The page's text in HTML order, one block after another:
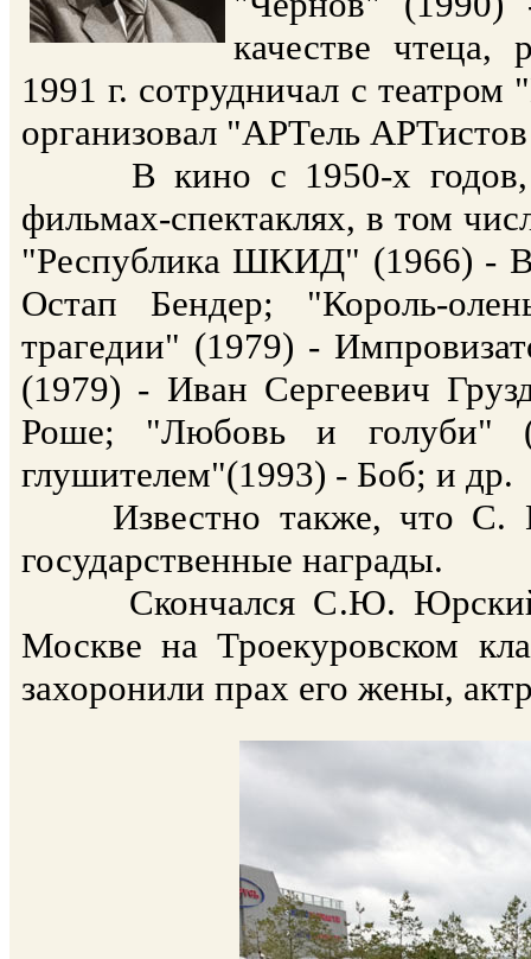
качестве чтеца,
1991 г. сотрудничал с
организовал "АРТель
В кино с 1950-х годов,
фильмах-спектаклях, в том
"Республика ШКИД" (1966) -
Остап Бендер; "Король-
трагедии" (1979) -
(1979) - Иван Сергеевич
Роше; "Любовь и голуби"
глушителем"(1993) - Боб; и др.
Известно также, что С.
государственные награды.
Скончался С.Ю. Юрский 8
Москве на Троекуровском
захоронили прах его жены,